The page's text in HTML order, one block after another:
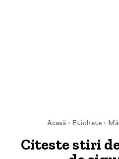
Acasă Etichete
Citeste stiri